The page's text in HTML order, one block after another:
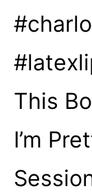
This
I’m